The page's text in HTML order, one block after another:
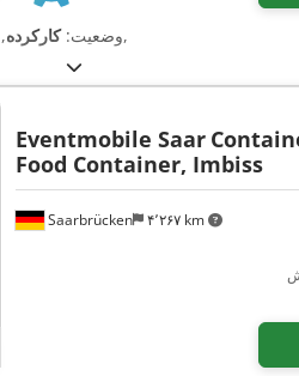
وضعیت:کارکرده ,
Saarbrücken ۴٬۲۶۷ km
Eventmobile Saar
Food Container, Imbiss